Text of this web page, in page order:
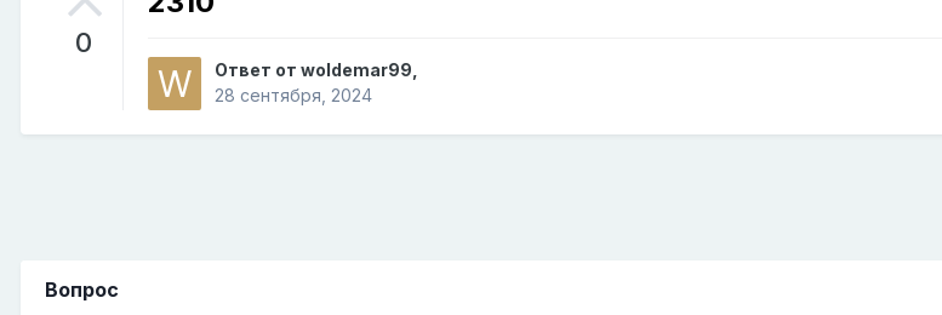
0
Ответ от woldemar99
28 сентября, 2024
Вопрос